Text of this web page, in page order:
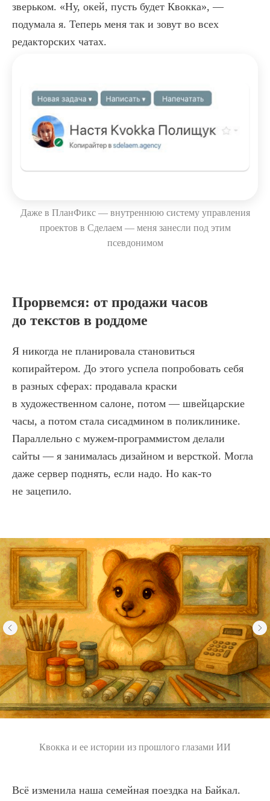
зверьком. «Ну, окей, пусть будет Квокка», —
подумала я. Теперь меня так и зовут во всех
редакторских чатах.
Даже в ПланФикс — внутреннюю систему управления
проектов в Сделаем — меня занесли под этим
псевдонимом
Прорвемся: от продажи часов
до текстов в роддоме
​​Я никогда не планировала становиться
копирайтером. До этого успела попробовать себя
в разных сферах: продавала краски
в художественном салоне, потом — швейцарские
часы, а потом стала сисадмином в поликлинике.
Параллельно с мужем-программистом делали
сайты — я занималась дизайном и версткой. Могла
даже сервер поднять, если надо. Но как-то
не зацепило.
Квокка и ее истории из прошлого глазами ИИ
Всё изменила наша семейная поездка на Байкал.